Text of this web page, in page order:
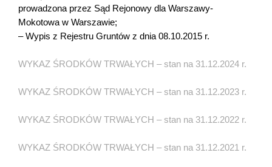
prowadzona przez Sąd Rejonowy dla Warszawy-
Mokotowa w Warszawie;
– Wypis z Rejestru Gruntów z dnia 08.10.2015 r.
WYKAZ ŚRODKÓW TRWAŁYCH – stan na 31.12.2024 r.
WYKAZ ŚRODKÓW TRWAŁYCH – stan na 31.12.2023 r.
WYKAZ ŚRODKÓW TRWAŁYCH – stan na 31.12.2022 r.
WYKAZ ŚRODKÓW TRWAŁYCH – stan na 31.12.2021 r.